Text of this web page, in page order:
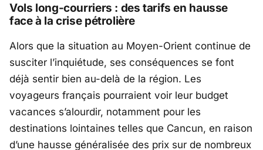
Vols long-courriers : des tarifs en hausse
face à la crise pétrolière
Alors que la situation au Moyen-Orient continue de
susciter l’inquiétude, ses conséquences se font
déjà sentir bien au-delà de la région. Les
voyageurs français pourraient voir leur budget
vacances s’alourdir, notamment pour les
destinations lointaines telles que Cancun, en raison
d’une hausse généralisée des prix sur de nombreux